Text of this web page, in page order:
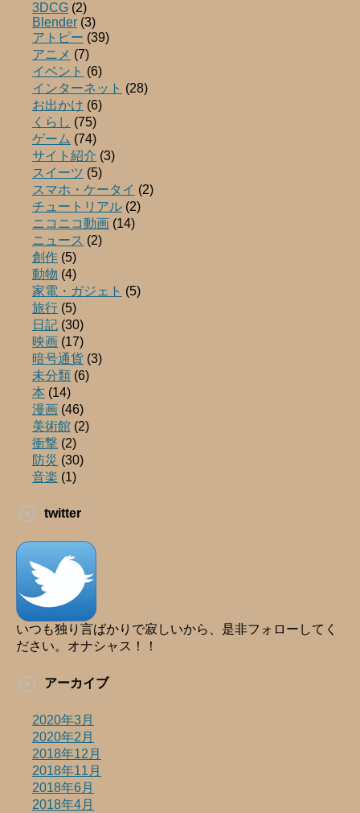
3DCG (2)
Blender (3)
アトピー (39)
アニメ (7)
イベント (6)
インターネット (28)
お出かけ (6)
くらし (75)
ゲーム (74)
サイト紹介 (3)
スイーツ (5)
スマホ・ケータイ (2)
チュートリアル (2)
ニコニコ動画 (14)
ニュース (2)
創作 (5)
動物 (4)
家電・ガジェト (5)
旅行 (5)
日記 (30)
映画 (17)
暗号通貨 (3)
未分類 (6)
本 (14)
漫画 (46)
美術館 (2)
衝撃 (2)
防災 (30)
音楽 (1)
twitter
いつも独り言ばかりで寂しいから、是非フォローしてく
ださい。オナシャス！！
アーカイブ
2020年3月
2020年2月
2018年12月
2018年11月
2018年6月
2018年4月